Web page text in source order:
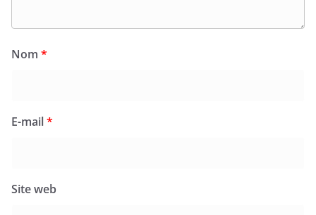
Nom *
E-mail*
Site web